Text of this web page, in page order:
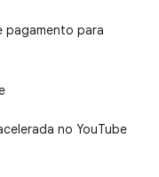
pagamento para
no YouTube